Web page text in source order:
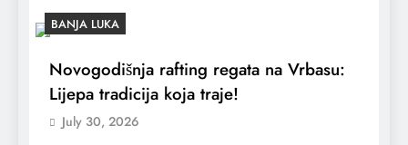
BANJA LUKA
Novogodišnja rafting regata na Vrbasu:
Lijepa tradicija koja traje!
July 30, 2026